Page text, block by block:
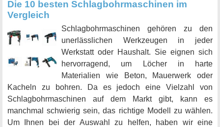
Die 10 besten Schlagbohrmaschinen im
Vergleich
Schlagbohrmaschinen gehören zu den
unerlässlichen Werkzeugen in jeder
Werkstatt oder Haushalt. Sie eignen sich
hervorragend, um Löcher in harte
Materialien wie Beton, Mauerwerk oder
Kacheln zu bohren. Da es jedoch eine Vielzahl von
Schlagbohrmaschinen auf dem Markt gibt, kann es
manchmal schwierig sein, das richtige Modell zu wählen.
Um Ihnen bei der Auswahl zu helfen, haben wir eine